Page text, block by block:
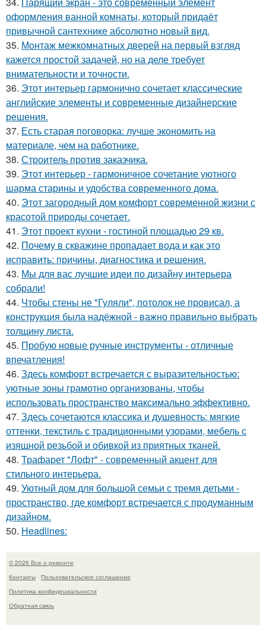
оформления ванной комнаты, который придаёт
привычной сантехнике абсолютно новый вид.
35. Монтаж межкомнатных дверей на первый взгляд
кажется простой задачей, но на деле требует
внимательности и точности.
36. Этот интерьер гармонично сочетает классические
английские элементы и современные дизайнерские
решения.
37. Есть старая поговорка: лучше экономить на
материале, чем на работнике.
38. Строитель против заказчика.
39. Этот интерьер - гармоничное сочетание уютного
шарма старины и удобства современного дома.
40. Этот загородный дом комфорт современной жизни с
красотой природы сочетает.
41. Этот проект кухни - гостиной площадью 29 кв.
42. Почему в скважине пропадает вода и как это
исправить: причины, диагностика и решения.
43. Мы для вас лучшие идеи по дизайну интерьера
собрали!
44. Чтобы стены не "Гуляли", потолок не провисал, а
конструкция была надёжной - важно правильно выбрать
толщину листа.
45. Пробую новые ручные инструменты - отличные
впечатления!
46. Здесь комфорт встречается с выразительностью:
уютные зоны грамотно организованы, чтобы
использовать пространство максимально эффективно.
47. Здесь сочетаются классика и душевность: мягкие
оттенки, текстиль с традиционными узорами, мебель с
изящной резьбой и обивкой из приятных тканей.
48. Трафарет "Лофт" - современный акцент для
стильного интерьера.
49. Уютный дом для большой семьи с тремя детьми -
пространство, где комфорт встречается с продуманным
дизайном.
50. Headlines:
© 2026 Все о ремонте
Контакты
Пользовательское соглашение
Политика конфидециальности
Обратная связь